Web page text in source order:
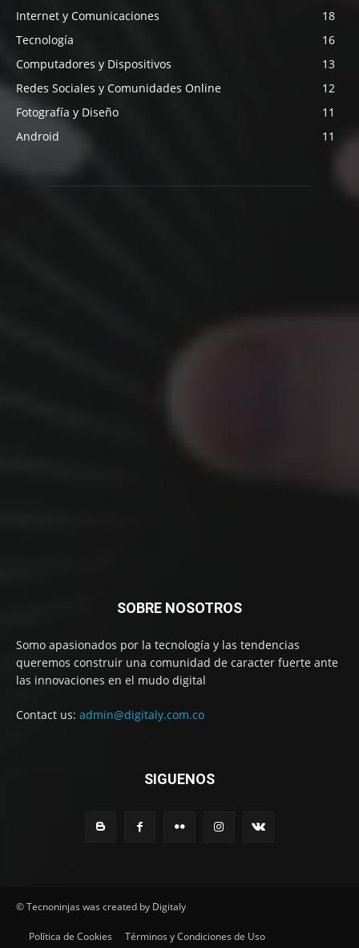
Internet y Comunicaciones
18
Tecnología
16
Computadores y Dispositivos
13
Redes Sociales y Comunidades Online
12
Fotografía y Diseño
11
Android
11
SOBRE NOSOTROS
Somo apasionados por la tecnología y las tendencias
queremos construir una comunidad de caracter fuerte ante
las innovaciones en el mudo digital
Contact us: admin@digitaly.com.co
SIGUENOS
© Tecnoninjas was created by Digitaly
Política de Cookies
Términos y Condiciones de Uso